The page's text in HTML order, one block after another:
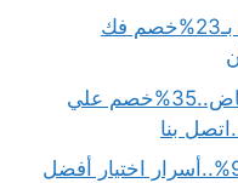
دينا نقل عفش حي الدار البيضاء بـ23%خصم فك
دينا نقل عفش داخل وخارج الرياض..35%خصم علي
أفضل طرق نقل الاثاث بأمان 99%..أسرار اختيار أفضل